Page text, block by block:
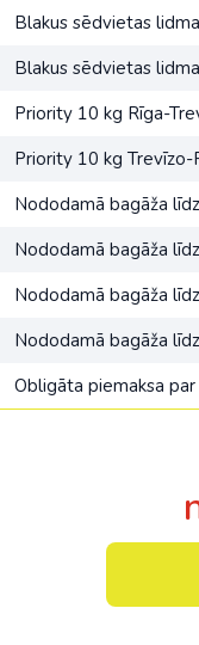
Blakus sēdvietas
Blakus sēdvietas
Priority 10 kg Rīga-
Priority 10 kg Trevīzo-
Nododamā bagāža
Nododamā bagāža
Nododamā bagāža
Nododamā bagāža
Obligāta piemaksa